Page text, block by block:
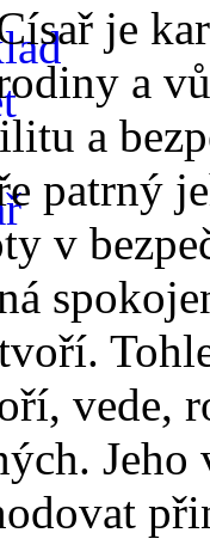
je
a
a
patrný
v
vede,
Jeho